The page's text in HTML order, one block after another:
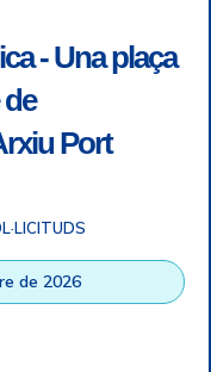
|Information of
- Una plaça
Port
de 2026